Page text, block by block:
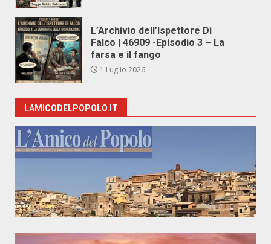
L’Archivio dell’Ispettore Di
Falco | 46909 -Episodio 3 – La
farsa e il fango
1 Luglio 2026
LAMICODELPOPOLO.IT